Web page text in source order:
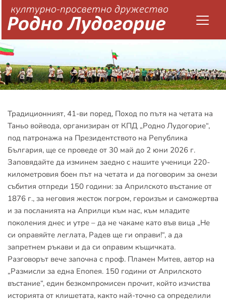
Традиционният, 41-ви поред, Поход по пътя на четата на
Таньо войвода, организиран от КПД „Родно Лудогорие“,
под патронажа на Президентството на Република
България, ще се проведе от 30 май до 2 юни 2026 г.
Заповядайте да изминем заедно с нашите ученици 220-
километровия боен път на четата и да поговорим за онези
събития отпреди 150 години: за Априлското въстание от
1876 г., за неговия жесток погром, героизъм и саможертва
и за посланията на Априлци към нас, към младите
поколения днес и утре – да не чакаме като във вица „Не
си оправяйте леглата, Радев ще ги оправи!“, а да
запретнем ръкави и да си оправим къщичката.
Разговорът вече започна с проф. Пламен Митев, автор на
„Размисли за една Епопея. 150 години от Априлското
въстание“, един безкомпромисен прочит, който изчиства
историята от клишетата, както най-точно са определили